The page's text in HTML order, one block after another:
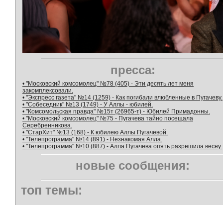
пресса:
• "Московский комсомолец" №78 (405) - Эти десять лет меня
закомплексовали.
• "Экспресс газета" №14 (1259) - Как погибали влюбленные в Пугачеву.
• "Собеседник" №13 (1749) - У Аллы - юбилей.
• "Комсомольская правда" №15т (26965-т) - Юбилей Примадонны.
• "Московский комсомолец" №75 - Пугачева тайно посещала
Серебренникова.
• "СтарХит" №13 (168) - К юбилею Аллы Пугачевой.
• "Телепрограмма" №14 (891) - Незнакомая Алла.
• "Телепрограмма" №10 (887) - Алла Пугачева опять разрешила весну.
новые сообщения:
топ темы: